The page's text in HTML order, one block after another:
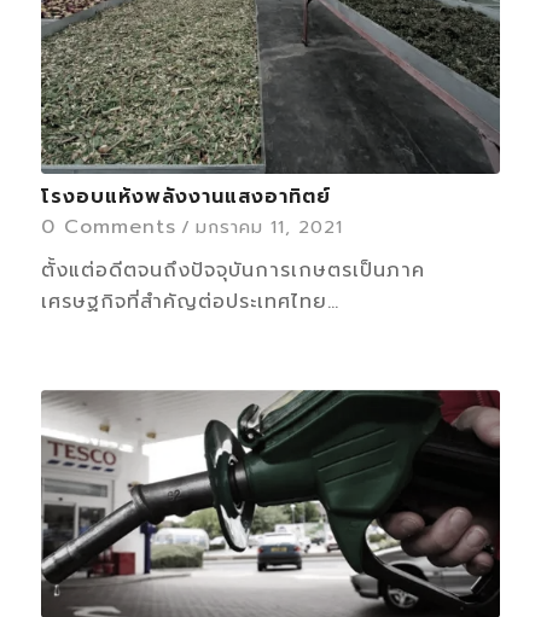
โรงอบแห้งพลังงานแสงอาทิตย์
0 Comments / มกราคม 11, 2021
ตั้งแต่อดีตจนถึงปัจจุบันการเกษตรเป็นภาค
เศรษฐกิจที่สำคัญต่อประเทศไทย…